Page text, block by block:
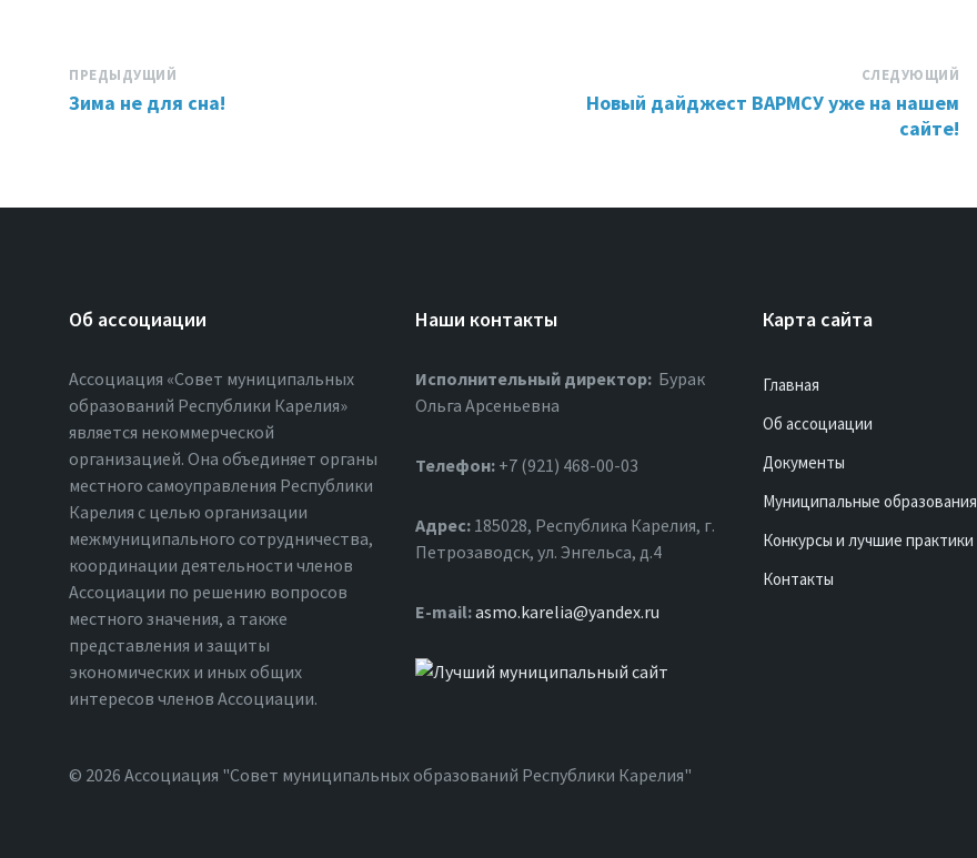
ПРЕДЫДУЩИЙ
Зима не для сна!
СЛЕДУЮЩИЙ
Новый дайджест ВАРМСУ уже на нашем
сайте!
Об ассоциации
Ассоциация «Совет муниципальных
образований Республики Карелия»
является некоммерческой
организацией. Она объединяет органы
местного самоуправления Республики
Карелия с целью организации
межмуниципального сотрудничества,
координации деятельности членов
Ассоциации по решению вопросов
местного значения, а также
представления и защиты
экономических и иных общих
интересов членов Ассоциации.
Наши контакты
Исполнительный директор: Бурак
Ольга Арсеньевна
Телефон: +7 (921) 468-00-03
Адрес: 185028, Республика Карелия, г.
Петрозаводск, ул. Энгельса, д.4
Е-mail:asmo.karelia@yandex.ru
Карта сайта
Главная
Об ассоциации
Документы
Муниципальные образования
Конкурсы и лучшие практики
Контакты
© 2026 Ассоциация "Совет муниципальных образований Республики Карелия"